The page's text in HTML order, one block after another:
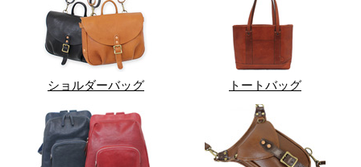
ショルダーバッグ トートバッグ